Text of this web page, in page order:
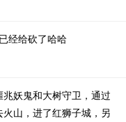
经给砍了哈哈
妖鬼和大树守卫，通过
山，进了红狮子城，另